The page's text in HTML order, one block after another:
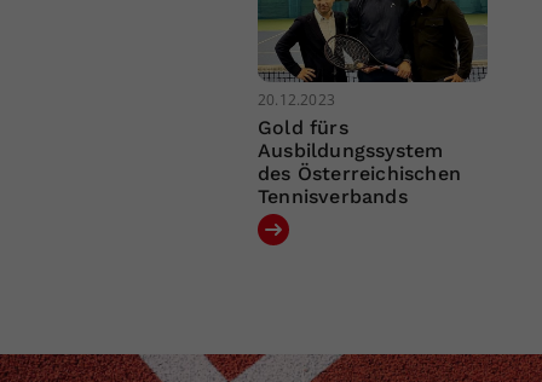
20.12.2023
Gold fürs
Ausbildungssystem
des Österreichischen
Tennisverbands